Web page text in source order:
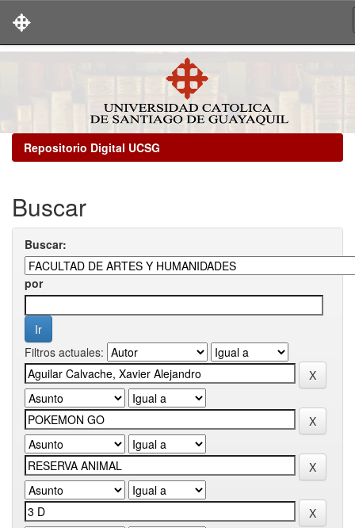
Repositorio Digital UCSG
Buscar
Buscar:
por
Filtros actuales: